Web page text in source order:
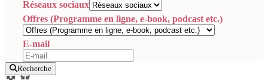
Réseaux sociaux
Offres (Programme en ligne, e-book, podcast etc.)
E-mail
Recherche